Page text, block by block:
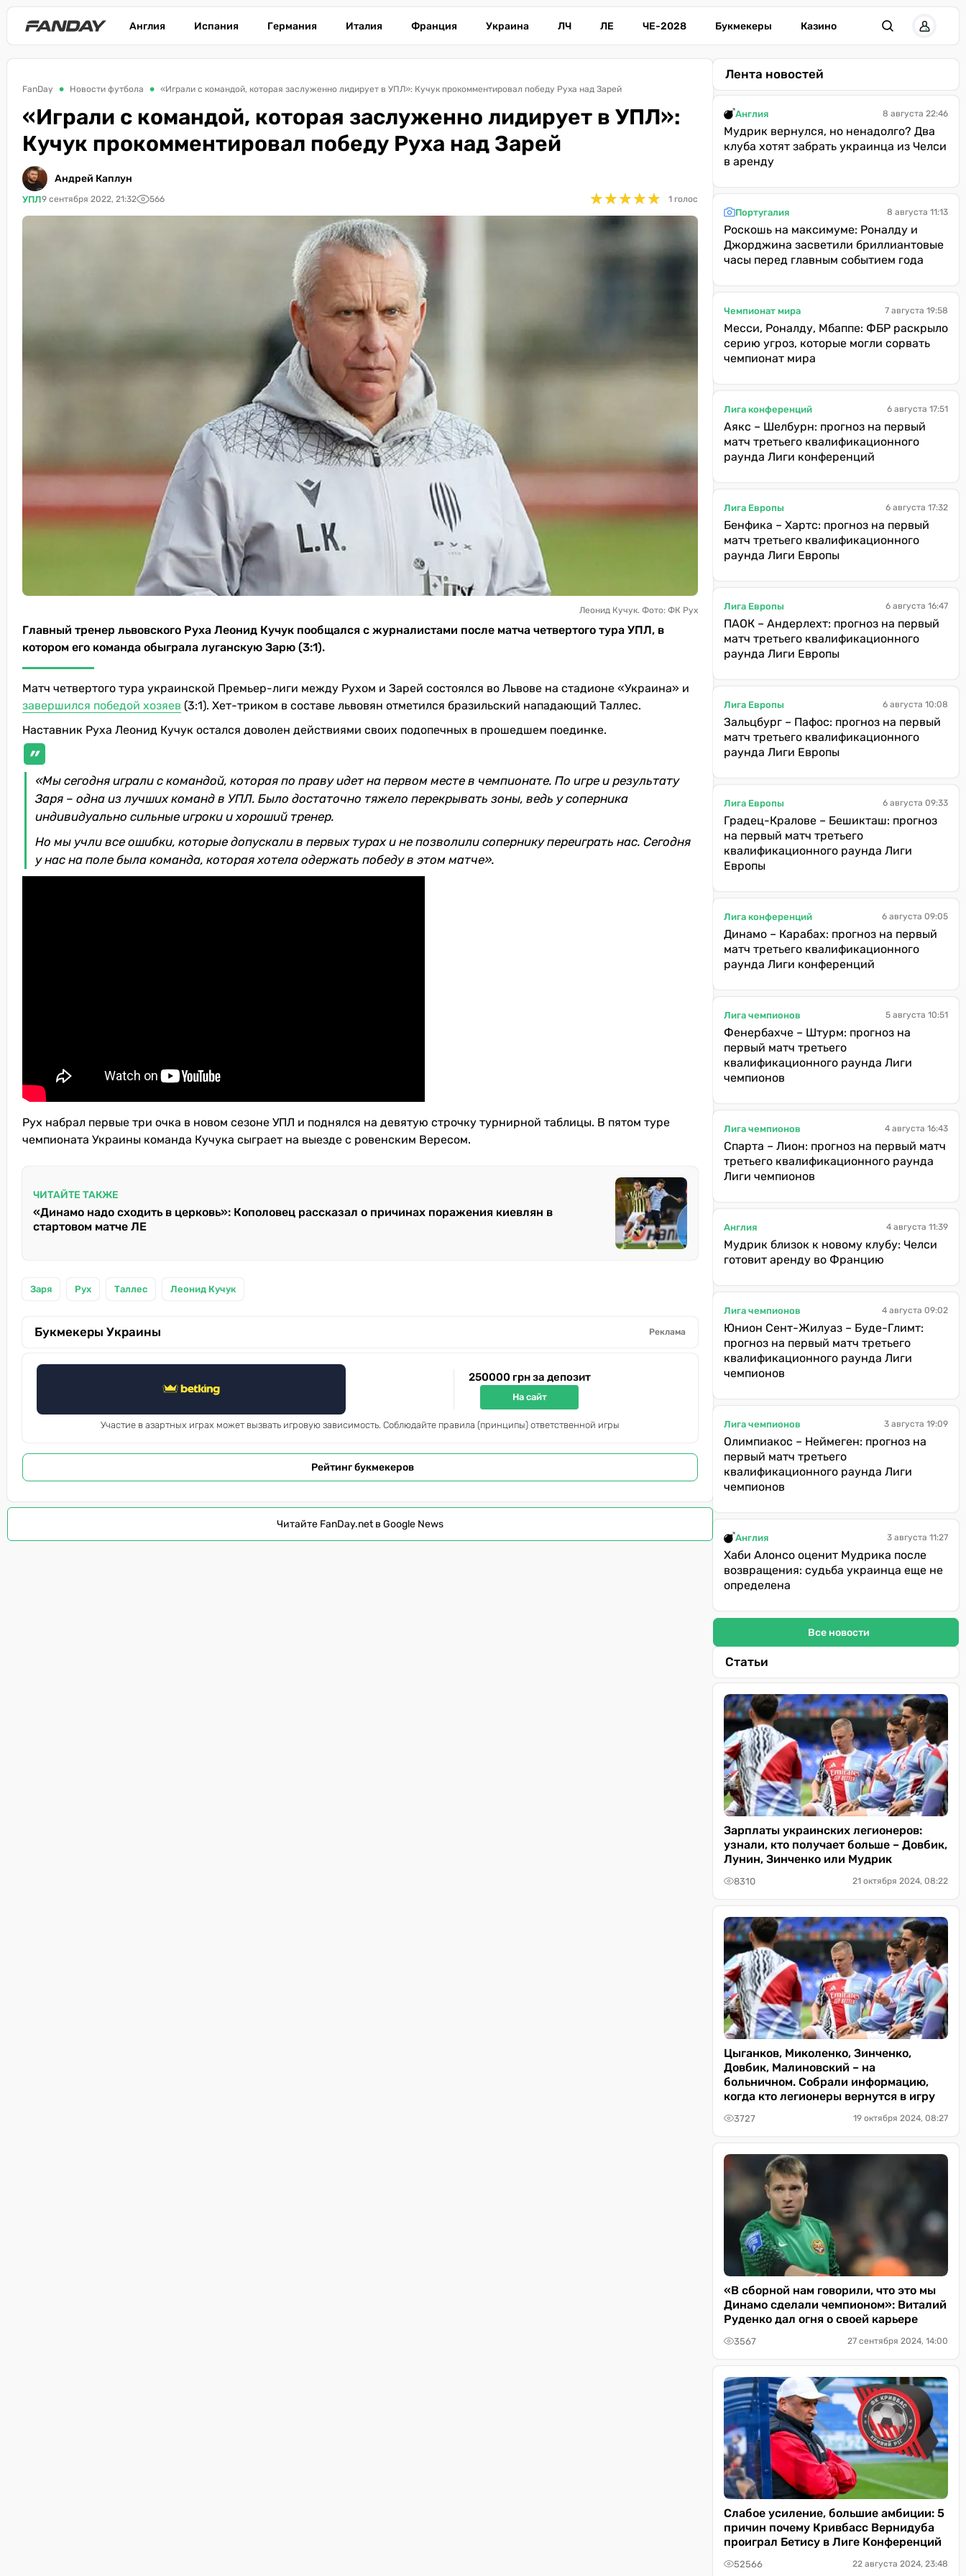
Англия Испания Германия Италия Франция Украина ЛЧ ЛЕ ЧЕ-2028 Букмекеры Казино
FanDay Новости футбола «Играли с командой, которая заслуженно лидирует в УПЛ»: Кучук прокомментировал победу Руха над Зарей
«Играли с командой, которая заслуженно лидирует в УПЛ»:
Кучук прокомментировал победу Руха над Зарей
Андрей Каплун
УПЛ9 сентября 2022, 21:32 566 ★★★★★
★★★★★ 1 голос
Леонид Кучук. Фото: ФК Рух
Главный тренер львовского Руха Леонид Кучук пообщался с журналистами после матча четвертого тура УПЛ, в
котором его команда обыграла луганскую Зарю (3:1).
Матч четвертого тура украинской Премьер-лиги между Рухом и Зарей состоялся во Львове на стадионе «Украина» и
завершился победой хозяев (3:1). Хет-триком в составе львовян отметился бразильский нападающий Таллес.
Наставник Руха Леонид Кучук остался доволен действиями своих подопечных в прошедшем поединке.
«Мы сегодня играли с командой, которая по праву идет на первом месте в чемпионате. По игре и результату
Заря – одна из лучших команд в УПЛ. Было достаточно тяжело перекрывать зоны, ведь у соперника
индивидуально сильные игроки и хороший тренер.
Но мы учли все ошибки, которые допускали в первых турах и не позволили сопернику переиграть нас. Сегодня
у нас на поле была команда, которая хотела одержать победу в этом матче».
Рух набрал первые три очка в новом сезоне УПЛ и поднялся на девятую строчку турнирной таблицы. В пятом туре
чемпионата Украины команда Кучука сыграет на выезде с ровенским Вересом.
ЧИТАЙТЕ ТАКЖЕ
«Динамо надо сходить в церковь»: Кополовец рассказал о причинах поражения киевлян в
стартовом матче ЛЕ
Заря Рух Таллес Леонид Кучук
Букмекеры Украины Реклама
250000 грн за депозит
На сайт
Участие в азартных играх может вызвать игровую зависимость. Соблюдайте правила (принципы) ответственной игры
Рейтинг букмекеров
Читайте FanDay.net в Google News
Лента новостей
Англия 8 августа 22:46
Мудрик вернулся, но ненадолго? Два
клуба хотят забрать украинца из Челси
в аренду
Португалия 8 августа 11:13
Роскошь на максимуме: Роналду и
Джорджина засветили бриллиантовые
часы перед главным событием года
Чемпионат мира 7 августа 19:58
Месси, Роналду, Мбаппе: ФБР раскрыло
серию угроз, которые могли сорвать
чемпионат мира
Лига конференций 6 августа 17:51
Аякс – Шелбурн: прогноз на первый
матч третьего квалификационного
раунда Лиги конференций
Лига Европы 6 августа 17:32
Бенфика – Хартс: прогноз на первый
матч третьего квалификационного
раунда Лиги Европы
Лига Европы 6 августа 16:47
ПАОК – Андерлехт: прогноз на первый
матч третьего квалификационного
раунда Лиги Европы
Лига Европы 6 августа 10:08
Зальцбург – Пафос: прогноз на первый
матч третьего квалификационного
раунда Лиги Европы
Лига Европы 6 августа 09:33
Градец-Кралове – Бешикташ: прогноз
на первый матч третьего
квалификационного раунда Лиги
Европы
Лига конференций 6 августа 09:05
Динамо – Карабах: прогноз на первый
матч третьего квалификационного
раунда Лиги конференций
Лига чемпионов 5 августа 10:51
Фенербахче – Штурм: прогноз на
первый матч третьего
квалификационного раунда Лиги
чемпионов
Лига чемпионов 4 августа 16:43
Спарта – Лион: прогноз на первый матч
третьего квалификационного раунда
Лиги чемпионов
Англия 4 августа 11:39
Мудрик близок к новому клубу: Челси
готовит аренду во Францию
Лига чемпионов 4 августа 09:02
Юнион Сент-Жилуаз – Буде-Глимт:
прогноз на первый матч третьего
квалификационного раунда Лиги
чемпионов
Лига чемпионов 3 августа 19:09
Олимпиакос – Неймеген: прогноз на
первый матч третьего
квалификационного раунда Лиги
чемпионов
Англия 3 августа 11:27
Хаби Алонсо оценит Мудрика после
возвращения: судьба украинца еще не
определена
Все новости
Статьи
Зарплаты украинских легионеров:
узнали, кто получает больше – Довбик,
Лунин, Зинченко или Мудрик
8310 21 октября 2024, 08:22
Цыганков, Миколенко, Зинченко,
Довбик, Малиновский – на
больничном. Собрали информацию,
когда кто легионеры вернутся в игру
3727 19 октября 2024, 08:27
«В сборной нам говорили, что это мы
Динамо сделали чемпионом»: Виталий
Руденко дал огня о своей карьере
3567 27 сентября 2024, 14:00
Слабое усиление, большие амбиции: 5
причин почему Кривбасс Вернидуба
проиграл Бетису в Лиге Конференций
52566 22 августа 2024, 23:48